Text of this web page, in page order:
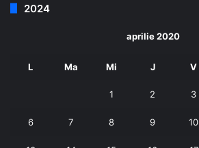
2024
aprilie 2020
L Ma Mi J V
1 2 3
6 7 8 9 10